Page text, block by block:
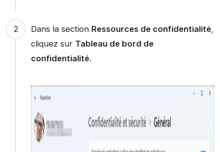
Dans la section Ressources de confidentialité,
cliquez sur Tableau de bord de
confidentialité.